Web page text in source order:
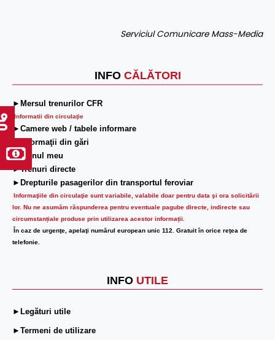
INFO CĂLĂTORI
►Mersul trenurilor CFR
Informatii din circulaţie
►Camere web / tabele informare
►Informaţii din gări
►Trenul meu
►Trenuri directe
►Drepturile pasagerilor din transportul feroviar
Informaţiile din circulaţie sunt variabile, valabile doar pentru data şi ora solicitării
lor. Nu ne asumăm răspunderea pentru eventuale pagube directe, indirecte sau
circumstanțiale produse prin utilizarea acestor informații.
În caz de urgenţe, apelaţi numărul european unic 112. Gratuit în orice reţea de
telefonie.
INFO UTILE
►Legături utile
►Termeni de utilizare
Serviciul Comunicare Mass-Media